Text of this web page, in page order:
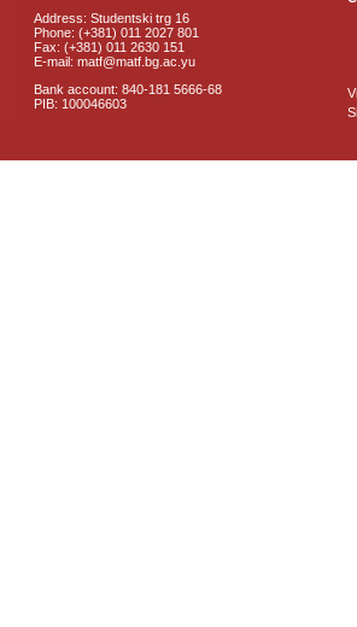
Address: Studentski trg 16
Phone: (+381) 011 2027 801
Fax: (+381) 011 2630 151
E-mail: matf@matf.bg.ac.yu
Bank account: 840-181 5666-68
PIB: 100046603